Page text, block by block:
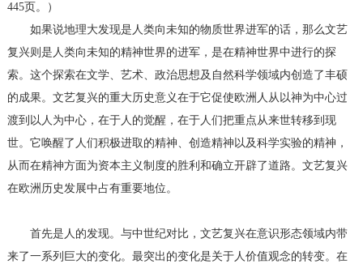
445页。）
如果说地理大发现是人类向未知的物质世界进军的话，那么文艺
复兴则是人类向未知的精神世界的进军，是在精神世界中进行的探
索。这个探索在文学、艺术、政治思想及自然科学领域内创造了丰硕
的成果。文艺复兴的重大历史意义在于它促使欧洲人从以神为中心过
渡到以人为中心，在于人的觉醒，在于人们把重点从来世转移到现
世。它唤醒了人们积极进取的精神、创造精神以及科学实验的精神，
从而在精神方面为资本主义制度的胜利和确立开辟了道路。文艺复兴
在欧洲历史发展中占有重要地位。
首先是人的发现。与中世纪对比，文艺复兴在意识形态领域内带
来了一系列巨大的变化。最突出的变化是关于人价值观念的转变。在